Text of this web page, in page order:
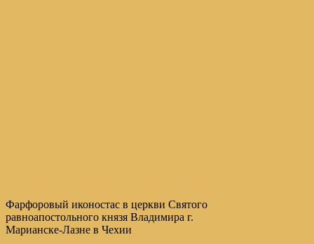
Фарфоровый иконостас в церкви Святого
равноапостольного князя Владимира г.
Марианске-Лазне в Чехии